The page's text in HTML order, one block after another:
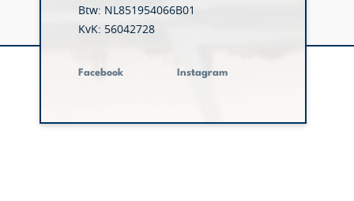
Btw: NL851954066B01
KvK: 56042728
Facebook Instagram